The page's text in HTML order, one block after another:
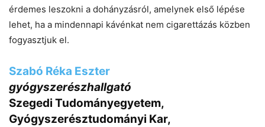
érdemes leszokni a dohányzásról, amelynek első lépése
lehet, ha a mindennapi kávénkat nem cigarettázás közben
fogyasztjuk el.
Szabó Réka Eszter
gyógyszerészhallgató
Szegedi Tudományegyetem,
Gyógyszerésztudományi Kar,